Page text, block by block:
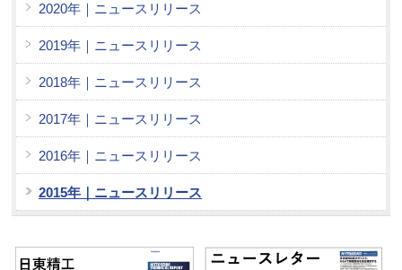
2020年｜ニュースリリース
2019年｜ニュースリリース
2018年｜ニュースリリース
2017年｜ニュースリリース
2016年｜ニュースリリース
2015年｜ニュースリリース